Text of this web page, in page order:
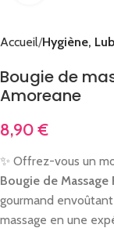
Accueil Hygiène,
Bougie de
Amoreane
8,90€
✨ Offrez-vous un
Bougie de
gourmand
massage en une